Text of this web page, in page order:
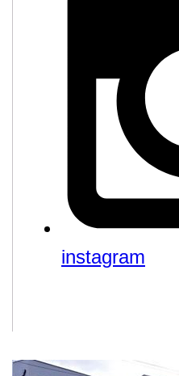
instagram